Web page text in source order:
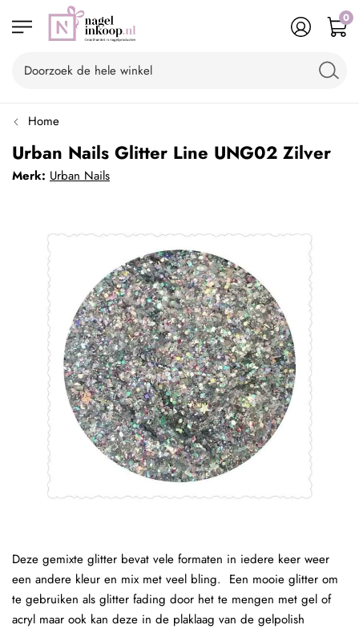
0
Home
Urban Nails Glitter Line UNG02 Zilver
Merk: Urban Nails
Deze gemixte glitter bevat vele formaten in iedere keer weer
een andere kleur en mix met veel bling. Een mooie glitter om
te gebruiken als glitter fading door het te mengen met gel of
acryl maar ook kan deze in de plaklaag van de gelpolish